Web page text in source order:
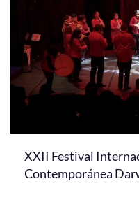
XXII Festival
Contemporánea